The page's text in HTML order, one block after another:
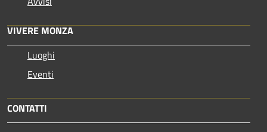
VIVERE MONZA
Luoghi
Eventi
CONTATTI